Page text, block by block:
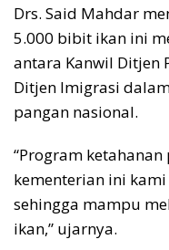
Drs. Said Mahdar
5.000 bibit ikan ini
antara Kanwil Ditjen
Ditjen Imigrasi
pangan nasional.
“Program
kementerian ini
sehingga mampu
ikan,” ujarnya.